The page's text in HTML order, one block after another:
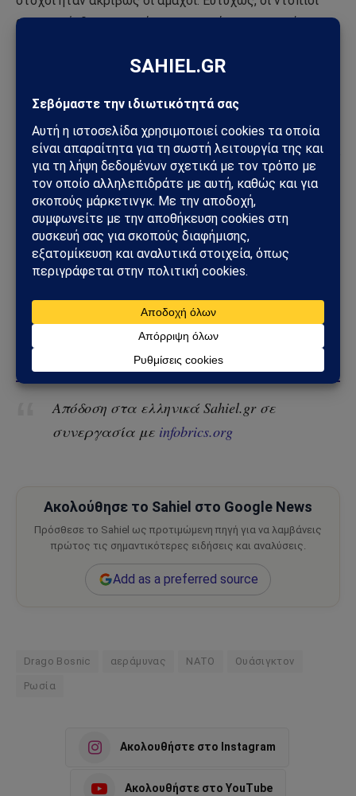
απομακρύνθηκαν εγκαίρως, αποτρέποντας τυχόν
των δυνάμεων της νεοναζιστικής χούντας και του
εισβολή με δύο ελικόπτερα Mi-8. Έως και 30 άνδρες
προσγειώθηκαν σε απόσταση περίπου ενός
χιλιομέτρου από τα ρωσικά σύνορα και στη συνέχεια τα
διέσχισαν πεζή, για να τους “υποδεχτεί” ο ρωσικός
στρατός. Ακόμη χειρότερα, ενώ προσπαθούσαν να
διαφύγουν, έπεσαν σε ναρκοπέδιο, όπου
εξουδετερώθηκαν αμέσως. Τα πλάνα είναι αρκετά
φρικιαστικά, αλλά δείχνουν ότι το καθεστώς του
Κιέβου και οι εξτρεμιστές του ΝΑΤΟ είναι καλοί μόνο
όταν επιτίθενται σε άοπλους πολίτες. Ωστόσο, όταν
έχουν να κάνουν με έναν πραγματικό στρατό, οι
επιδόσεις τους πέφτουν σημαντικά.
Απόδοση στα ελληνικά Sahiel.gr σε
συνεργασία με infobrics.org
Ακολούθησε το Sahiel στο Google News
Πρόσθεσε το Sahiel ως προτιμώμενη πηγή για να λαμβάνεις
πρώτος τις σημαντικότερες ειδήσεις και αναλύσεις.
Add as a preferred source
Drago Bosnic αεράμυνας ΝΑΤΟ Ουάσιγκτον
Ρωσία
Ακολουθήστε στο Instagram
Ακολουθήστε στο YouTube